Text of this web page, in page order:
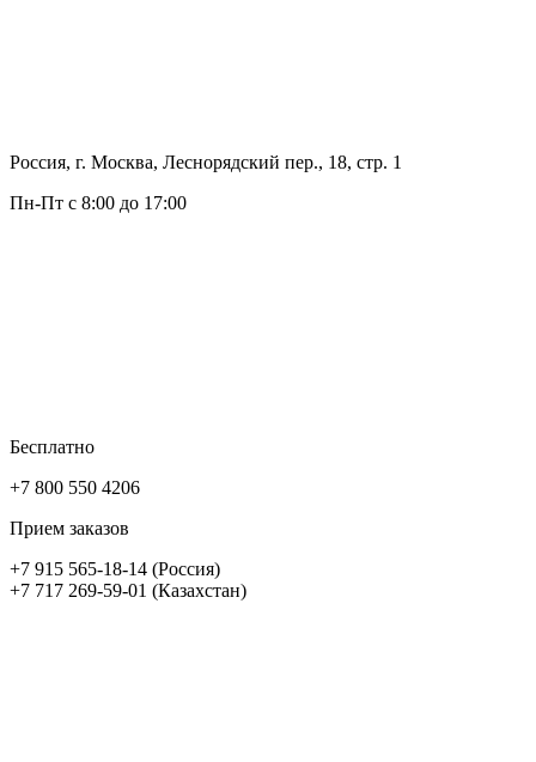
Россия, г. Москва, Леснорядский пер., 18, стр. 1
Пн-Пт с 8:00 до 17:00
Бесплатно
+7 800 550 4206
Прием заказов
+7 915 565-18-14 (Россия)
+7 717 269-59-01 (Казахстан)